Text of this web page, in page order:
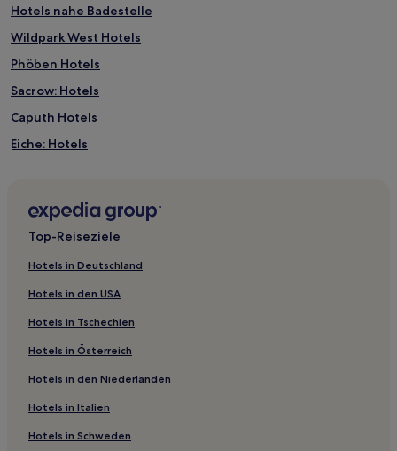
Hotels nahe Badestelle
Wildpark West Hotels
Phöben Hotels
Sacrow: Hotels
Caputh Hotels
Eiche: Hotels
Hotels nahe Schloss Paretz
Töplitz Hotels
Bagow Hotels
Tietzow Hotels
Geltow Hotels
Klein Behnitz Hotels
Knoblauch Hotels
Top-Reiseziele
Hotels in Deutschland
Hotels in den USA
Hotels in Tschechien
Hotels in Österreich
Hotels in den Niederlanden
Hotels in Italien
Hotels in Schweden